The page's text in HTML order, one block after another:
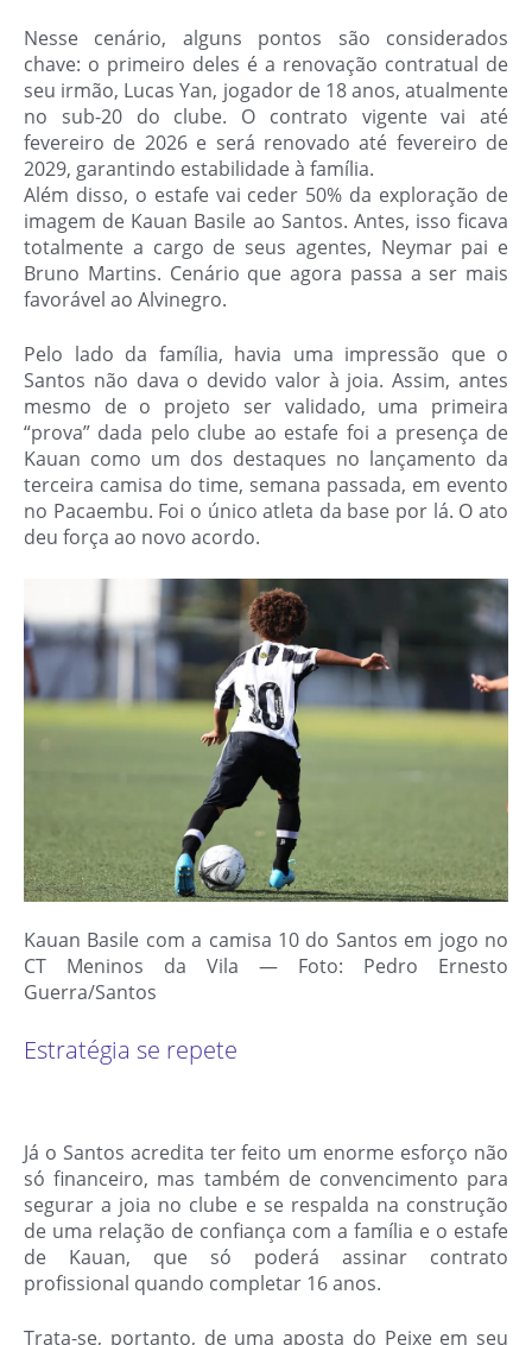
Nesse cenário, alguns pontos são considerados
chave: o primeiro deles é a renovação contratual de
seu irmão, Lucas Yan, jogador de 18 anos, atualmente
no sub-20 do clube. O contrato vigente vai até
fevereiro de 2026 e será renovado até fevereiro de
2029, garantindo estabilidade à família.
Além disso, o estafe vai ceder 50% da exploração de
imagem de Kauan Basile ao Santos. Antes, isso ficava
totalmente a cargo de seus agentes, Neymar pai e
Bruno Martins. Cenário que agora passa a ser mais
favorável ao Alvinegro.
Pelo lado da família, havia uma impressão que o
Santos não dava o devido valor à joia. Assim, antes
mesmo de o projeto ser validado, uma primeira
“prova” dada pelo clube ao estafe foi a presença de
Kauan como um dos destaques no lançamento da
terceira camisa do time, semana passada, em evento
no Pacaembu. Foi o único atleta da base por lá. O ato
deu força ao novo acordo.
Kauan Basile com a camisa 10 do Santos em jogo no
CT Meninos da Vila — Foto: Pedro Ernesto
Guerra/Santos
Estratégia se repete
Já o Santos acredita ter feito um enorme esforço não
só financeiro, mas também de convencimento para
segurar a joia no clube e se respalda na construção
de uma relação de confiança com a família e o estafe
de Kauan, que só poderá assinar contrato
profissional quando completar 16 anos.
Trata-se, portanto, de uma aposta do Peixe em seu